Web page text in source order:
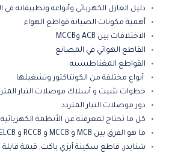
دليل العازل الكهربائي وأنواعه وتطبيقاته في
أهمية مكونات الصيانة قواطع الهواء
الاختلافات بين ACB وMCCB
القاطع الهوائي في المصانع
القواطع المغناطيسيه
أنواع مختلفة من الكونتاكتور وتشغيلها
خطوات تثبيت و أسلاك موصلات التيار
دور موصلات التيار المتردد
كل ما تحتاج لمعرفته عن الأنظمة
ما هو الفرق بين MCB و MCCB و RCCB و ELCB؟ دليل الأمان الكامل 2026
شنايدر, قاطع سكينة أيزي باكت, قيمة